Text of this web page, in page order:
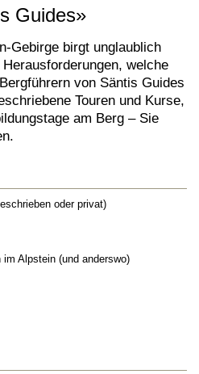
Guides»
Gebirge birgt unglaublich
welche
von Säntis Guides
Touren und Kurse,
am Berg – Sie
oder privat)
im Alpstein (und anderswo)